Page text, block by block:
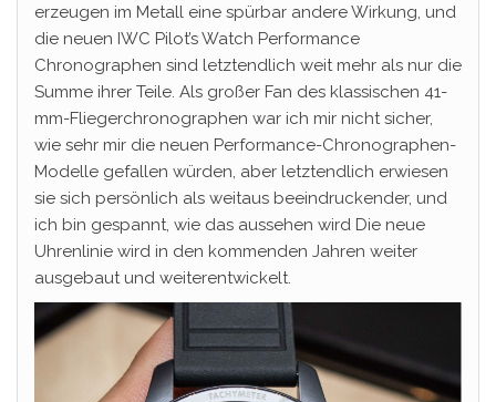
erzeugen im Metall eine spürbar andere Wirkung, und
die neuen IWC Pilot’s Watch Performance
Chronographen sind letztendlich weit mehr als nur die
Summe ihrer Teile. Als großer Fan des klassischen 41-
mm-Fliegerchronographen war ich mir nicht sicher,
wie sehr mir die neuen Performance-Chronographen-
Modelle gefallen würden, aber letztendlich erwiesen
sie sich persönlich als weitaus beeindruckender, und
ich bin gespannt, wie das aussehen wird Die neue
Uhrenlinie wird in den kommenden Jahren weiter
ausgebaut und weiterentwickelt.